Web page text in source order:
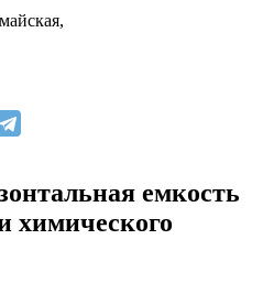
емкость
химического